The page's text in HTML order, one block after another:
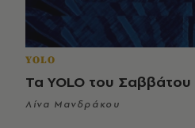
YOLO
Τα YOLO του
Λίνα Μανδράκου